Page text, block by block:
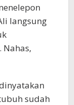
langsung
sudah